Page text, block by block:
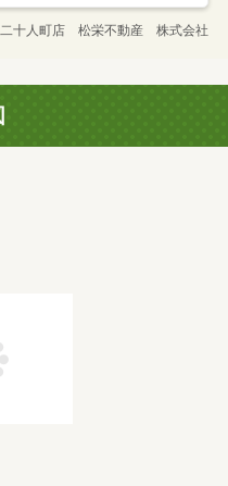
二十人町店 松栄不動産 株式会社